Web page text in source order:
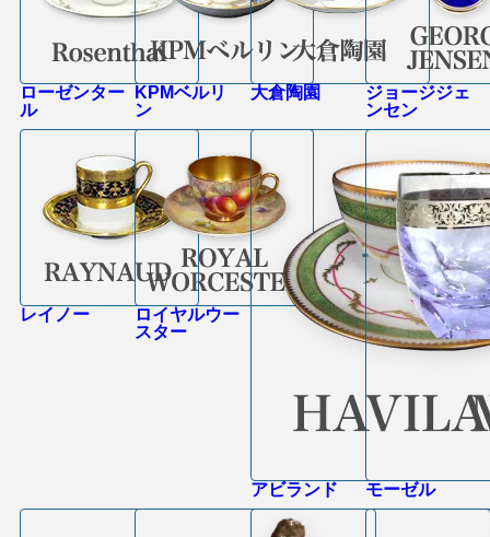
ローゼンター
ル
KPMベルリ
ン
大倉陶園
ジョージジェ
ンセン
レイノー
ロイヤルウー
スター
アビランド モーゼル